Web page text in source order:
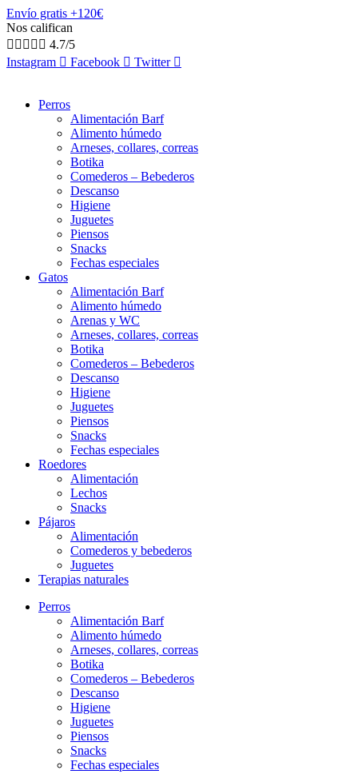
Envío gratis +120€
Nos califican
     4.7/5
Instagram
Facebook Twitter
Perros
Alimentación Barf
Alimento húmedo
Arneses, collares, correas
Botika
Comederos – Bebederos
Descanso
Higiene
Juguetes
Piensos
Snacks
Fechas especiales
Gatos
Alimentación Barf
Alimento húmedo
Arenas y WC
Arneses, collares, correas
Botika
Comederos – Bebederos
Descanso
Higiene
Juguetes
Piensos
Snacks
Fechas especiales
Roedores
Alimentación
Lechos
Snacks
Pájaros
Alimentación
Comederos y bebederos
Juguetes
Terapias naturales
Perros
Alimentación Barf
Alimento húmedo
Arneses, collares, correas
Botika
Comederos – Bebederos
Descanso
Higiene
Juguetes
Piensos
Snacks
Fechas especiales